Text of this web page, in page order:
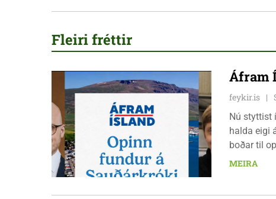
Fleiri fréttir
Áfram
feykir.is
Nú styttist
halda eigi
boðar til
MEIRA